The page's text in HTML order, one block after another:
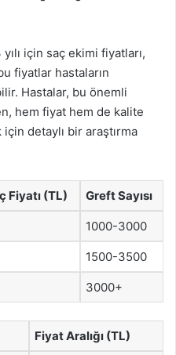
için saç ekimi fiyatları,
fiyatlar hastaların
Hastalar, bu önemli
hem fiyat hem de kalite
detaylı bir araştırma
Fiyatı (TL) Greft Sayısı
1000-3000
1500-3500
3000+
Fiyat Aralığı (TL)